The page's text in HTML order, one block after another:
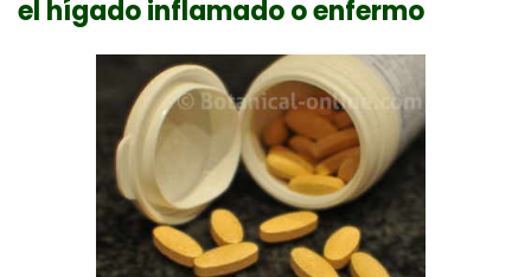
el hígado inflamado o enfermo